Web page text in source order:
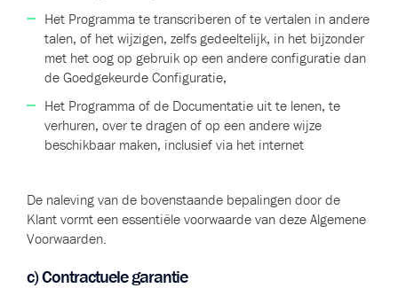
Het Programma te transcriberen of te vertalen in andere
talen, of het wijzigen, zelfs gedeeltelijk, in het bijzonder
met het oog op gebruik op een andere configuratie dan
de Goedgekeurde Configuratie,
Het Programma of de Documentatie uit te lenen, te
verhuren, over te dragen of op een andere wijze
beschikbaar maken, inclusief via het internet
De naleving van de bovenstaande bepalingen door de
Klant vormt een essentiële voorwaarde van deze Algemene
Voorwaarden.
c) Contractuele garantie